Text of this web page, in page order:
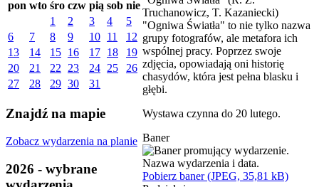
pon wto śro czw pią sob nie
1
2 3 4
5
6
7 8 9 10 11
12
13
14 15 16 17 18
19
20
21 22 23 24 25
26
27
28 29 30 31
Znajdź na mapie
Zobacz wydarzenia na planie
2026 - wybrane
Truchanowicz, T. Kazaniecki)
"Ogniwa Światła" to nie tylko nazwa
grupy fotografów, ale metafora ich
wspólnej pracy. Poprzez swoje
zdjęcia, opowiadają oni historię
chasydów, która jest pełna blasku i
głębi.
Wystawa czynna do 20 lutego.
Baner
Pobierz baner (JPEG, 35,81 kB)